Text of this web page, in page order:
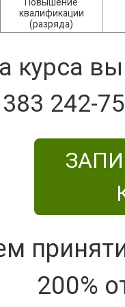
Повышение
квалификации
(разряда)
курса
242-
200%